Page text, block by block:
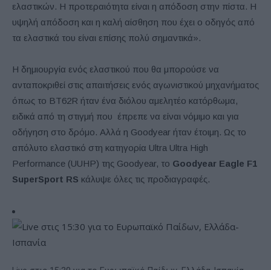
ελαστικών. Η προτεραιότητα είναι η απόδοση στην πίστα. Η
υψηλή απόδοση και η καλή αίσθηση που έχει ο οδηγός από
τα ελαστικά του είναι επίσης πολύ σημαντικά».
Η δημιουργία ενός ελαστικού που θα μπορούσε να
ανταποκριθεί στις απαιτήσεις ενός αγωνιστικού μηχανήματος
όπως το BT62R ήταν ένα διόλου αμελητέο κατόρθωμα,
ειδικά από τη στιγμή που έπρεπε να είναι νόμιμο και για
οδήγηση στο δρόμο. Αλλά η Goodyear ήταν έτοιμη. Ως το
απόλυτο ελαστικό στη κατηγορία Ultra Ultra High
Performance (UUHP) της Goodyear, το Goodyear Eagle F1
SuperSport RS κάλυψε όλες τις προδιαγραφές.